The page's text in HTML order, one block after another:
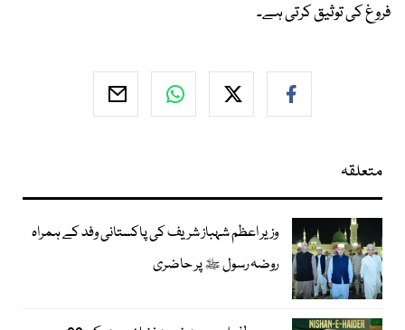
فروغ کی توثیق کرتی ہے۔
متعلقہ
وزیر اعظم شہباز شریف کی پاکستانی وفد کے ہمراہ
روضہ رسول ﷺ پر حاضری